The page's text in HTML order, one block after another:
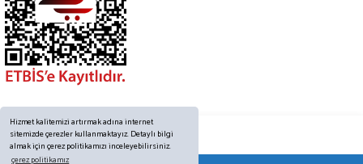
Hizmet kalitemizi artırmak adına internet
sitemizde çerezler kullanmaktayız. Detaylı bilgi
almak için çerez politikamızı inceleyebilirsiniz.
çerez politikamız